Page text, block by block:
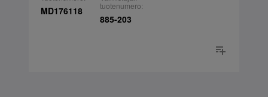
MD176118
tuotenumero:
885-203